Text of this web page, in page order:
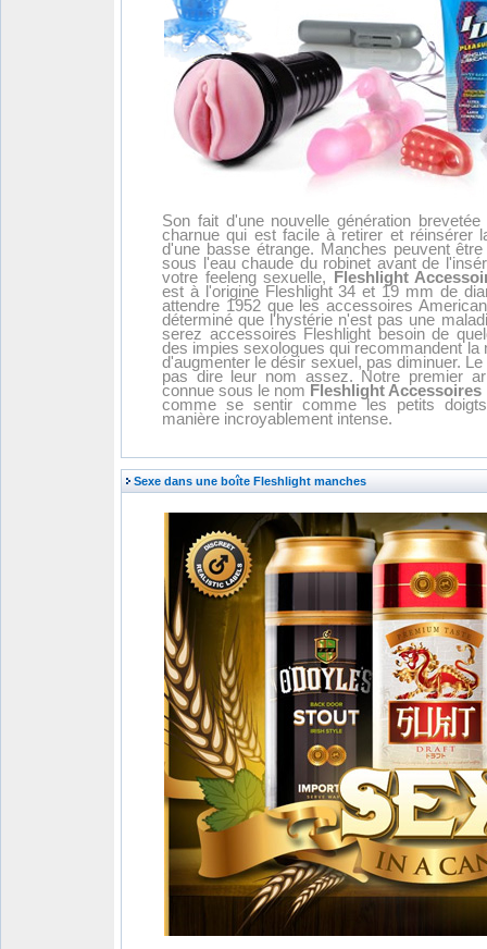
Son fait d'une nouvelle génération
charnue qui est facile à retirer et réinsérer
d'une basse étrange. Manches peuvent
sous l'eau chaude du robinet avant de
votre feeleng sexuelle,
Fleshlight
est à l'origine Fleshlight 34 et 19 mm de
attendre 1952 que les accessoires
déterminé que l'hystérie n'est pas une
serez accessoires Fleshlight besoin de
des impies sexologues qui recommandent
d'augmenter le désir sexuel, pas diminuer.
pas dire leur nom assez. Notre premier
connue sous le nom Fleshlight Accessoires
comme se sentir comme les petits
manière incroyablement intense.
Sexe dans une boîte Fleshlight manches